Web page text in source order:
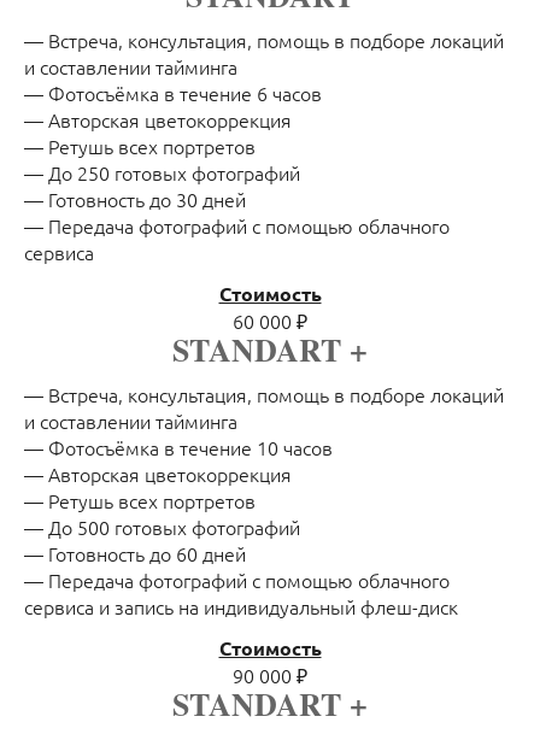
— Встреча, консультация, помощь в подборе локаций
и составлении тайминга
— Фотосъёмка в течение 6 часов
— Авторская цветокоррекция
— Ретушь всех портретов
— До 250 готовых фотографий
— Готовность до 30 дней
— Передача фотографий с помощью облачного
сервиса
Стоимость
60 000 ₽
STANDART +
— Встреча, консультация, помощь в подборе локаций
и составлении тайминга
— Фотосъёмка в течение 10 часов
— Авторская цветокоррекция
— Ретушь всех портретов
— До 500 готовых фотографий
— Готовность до 60 дней
— Передача фотографий с помощью облачного
сервиса и запись на индивидуальный флеш-диск
Стоимость
90 000 ₽
STANDART +